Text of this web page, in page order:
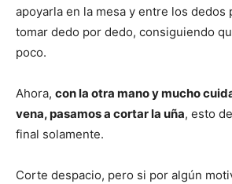
apoyarla en la mesa y entre los dedos
tomar dedo por dedo, consiguiendo
poco.
Ahora, con la otra mano y mucho
vena, pasamos a cortar la uña, esto
final solamente.
Corte despacio, pero si por algún